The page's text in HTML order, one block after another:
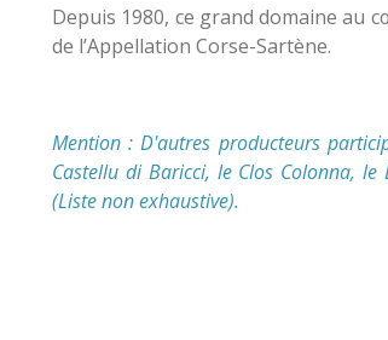
Depuis 1980, ce grand domaine au
de l’Appellation Corse-Sartène.
Mention : D'autres producteurs
Castellu di Baricci, le Clos Colonna,
(Liste non exhaustive).